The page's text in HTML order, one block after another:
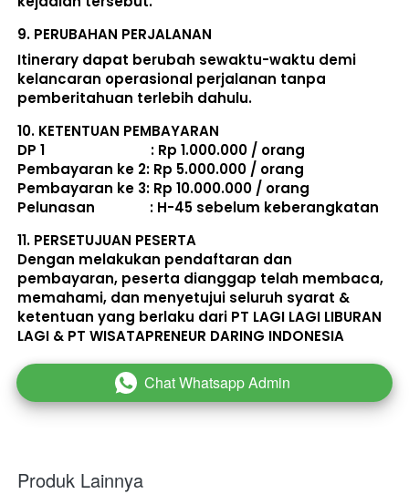
9. PERUBAHAN PERJALANAN
Itinerary dapat berubah sewaktu-waktu demi
kelancaran operasional perjalanan tanpa
pemberitahuan terlebih dahulu.
10. KETENTUAN PEMBAYARAN
DP 1                             : Rp 1.000.000 / orang
Pembayaran ke 2: Rp 5.000.000 / orang
Pembayaran ke 3: Rp 10.000.000 / orang
Pelunasan               : H-45 sebelum keberangkatan
11. PERSETUJUAN PESERTA
Dengan melakukan pendaftaran dan
pembayaran, peserta dianggap telah membaca,
memahami, dan menyetujui seluruh syarat &
ketentuan yang berlaku dari PT LAGI LAGI LIBURAN
LAGI & PT WISATAPRENEUR DARING INDONESIA
` Chat Whatsapp Admin
Produk Lainnya